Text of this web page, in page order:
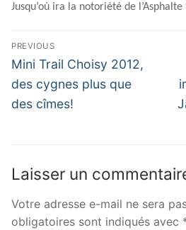
Jusqu’où ira la notoriété de
Navigation
de
l’article
PREVIOUS
Previous
post:
Mini Trail Choisy 2012,
des cygnes plus que
des cîmes!
Laisser un
Votre adresse e-mail ne sera
obligatoires sont indiqués avec